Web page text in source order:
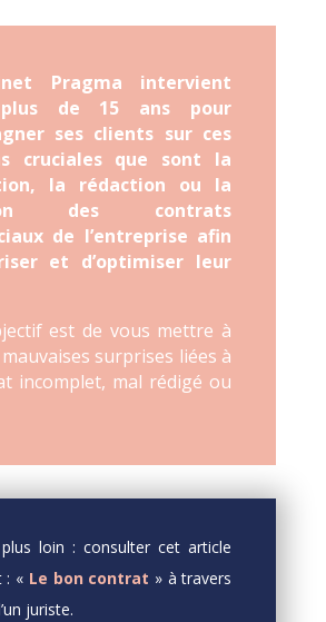
Pragma intervient
plus de 15 ans pour
ses clients sur ces
cruciales que sont la
la rédaction ou la
des contrats
de l’entreprise afin
et d’optimiser leur
est de vous mettre à
mauvaises surprises liées à
incomplet, mal rédigé ou
loin : consulter cet article
: « Le bon contrat » à travers
juriste.